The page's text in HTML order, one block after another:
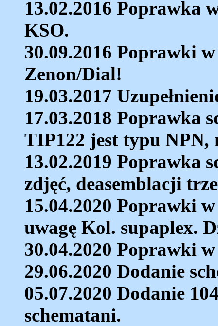
13.02.2016 Poprawka
KSO.
30.09.2016 Poprawki
Zenon/Dial!
19.03.2017
17.03.2018 Poprawka
TIP122 jest typu NPN,
13.02.2019 Poprawka
zdjęć, deasemblacji
15.04.2020 Poprawki
uwagę Kol. supaplex.
30.04.2020 Poprawki
29.06.2020 Dodanie
05.07.2020 Dodanie
schematani.